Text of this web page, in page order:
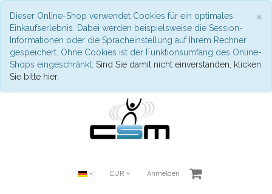
×
Dieser Online-Shop verwendet Cookies für ein optimales
Einkaufserlebnis. Dabei werden beispielsweise die Session-
Informationen oder die Spracheinstellung auf Ihrem Rechner
gespeichert. Ohne Cookies ist der Funktionsumfang des Online-
Shops eingeschränkt. Sind Sie damit nicht einverstanden, klicken
Sie bitte hier.
EUR Anmelden